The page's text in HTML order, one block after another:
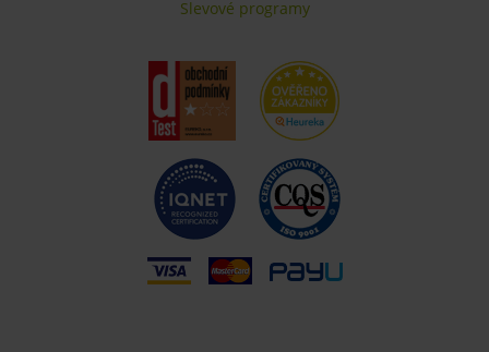
Slevové programy